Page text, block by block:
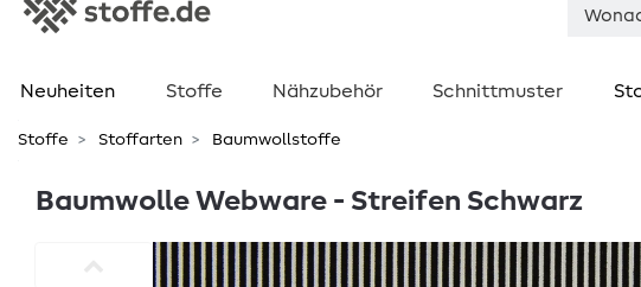
Neuheiten Stoffe Nähzubehör Schnittmuster
Stoffe Stoffarten Baumwollstoffe
Baumwolle Webware - Streifen Schwarz